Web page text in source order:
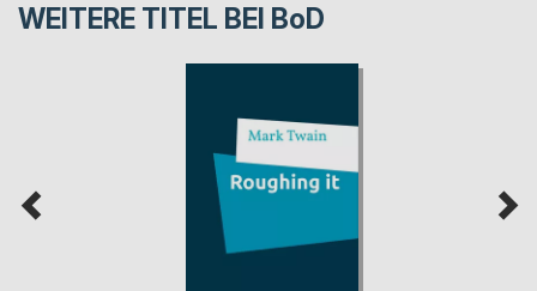
WEITERE TITEL BEI BoD